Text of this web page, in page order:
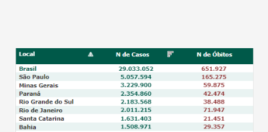
minha missão de hoje cumprida. Março, mês da mulher -
Estamos no mês de março e, mais uma vez, somos
convidadas a lembrar o que representa o Dia Internacional
da Mulher. Mais uma vez, parte da sociedade lembra que
nós, mulheres, temos um papel fundamental no mundo e no